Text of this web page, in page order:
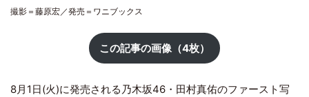
撮影＝藤原宏／発売＝ワニブックス
この記事の画像（4枚）
8月1日(火)に発売される 乃木坂46 ・ 田村真佑のファースト写